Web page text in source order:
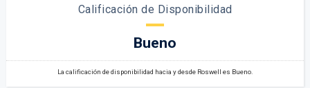
Calificación de Disponibilidad
Bueno
La calificación de disponibilidad hacia y desde Roswell es Bueno.